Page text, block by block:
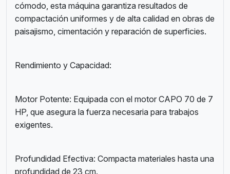
cómodo, esta máquina garantiza resultados de
compactación uniformes y de alta calidad en obras de
paisajismo, cimentación y reparación de superficies.
Rendimiento y Capacidad:
Motor Potente: Equipada con el motor CAPO 70 de 7
HP, que asegura la fuerza necesaria para trabajos
exigentes.
Profundidad Efectiva: Compacta materiales hasta una
profundidad de 23 cm.